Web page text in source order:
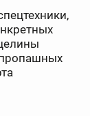
пропашных